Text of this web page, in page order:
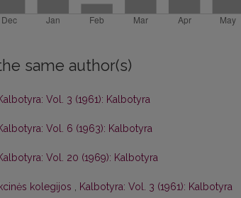
same author(s)
Vol. 3 (1961): Kalbotyra
Vol. 6 (1963): Kalbotyra
Vol. 20 (1969): Kalbotyra
kolegijos , Kalbotyra: Vol. 3 (1961): Kalbotyra